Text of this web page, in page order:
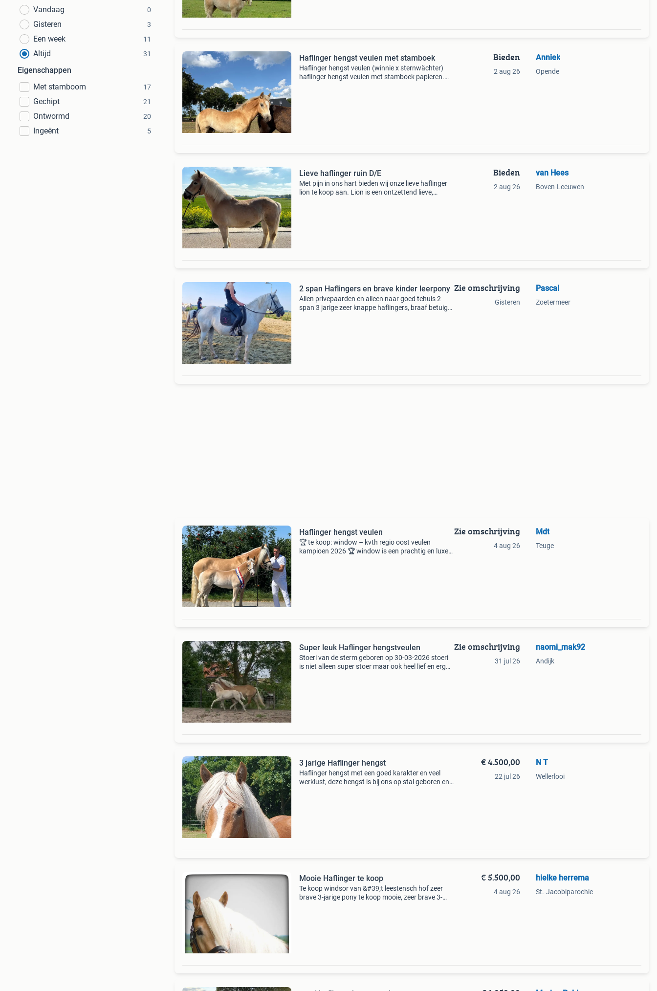
Vandaag
0
Gisteren 3
Een week 11
Altijd 31
Eigenschappen
Met stamboom
17
Gechipt 21
Ontwormd 20
Ingeënt 5
Haflinger hengst veulen met stamboek
Haflinger hengst veulen (winnie x sternwächter)
haflinger hengst veulen met stamboek papieren.
Bieden
2 aug 26
Anniek
Opende
Lieve haflinger ruin D/E
Met pijn in ons hart bieden wij onze lieve haflinger
lion te koop aan. Lion is een ontzettend lieve,
Bieden
2 aug 26
van Hees
Boven-Leeuwen
2 span Haflingers en brave kinder leerpony
Allen privepaarden en alleen naar goed tehuis 2
span 3 jarige zeer knappe haflingers, braaf betuigd,
Zie omschrijving
Gisteren
Pascal
Zoetermeer
Haflinger hengst veulen
🏆 te koop: window – kvth regio oost veulen
kampioen 2026 🏆 window is een prachtig en luxe
Zie omschrijving
4 aug 26
Mdt
Teuge
Super leuk Haflinger hengstveulen
Stoeri van de sterm geboren op 30-03-2026 stoeri
is niet alleen super stoer maar ook heel lief en erg
Zie omschrijving
31 jul 26
naomi_mak92
Andijk
3 jarige Haflinger hengst
Haflinger hengst met een goed karakter en veel
werklust, deze hengst is bij ons op stal geboren en
€ 4.500,00
22 jul 26
N T
Wellerlooi
Mooie Haflinger te koop
Te koop windsor van &#39;t leestensch hof zeer
brave 3-jarige pony te koop mooie, zeer brave 3-
€ 5.500,00
4 aug 26
hielke herrema
St.-Jacobiparochie